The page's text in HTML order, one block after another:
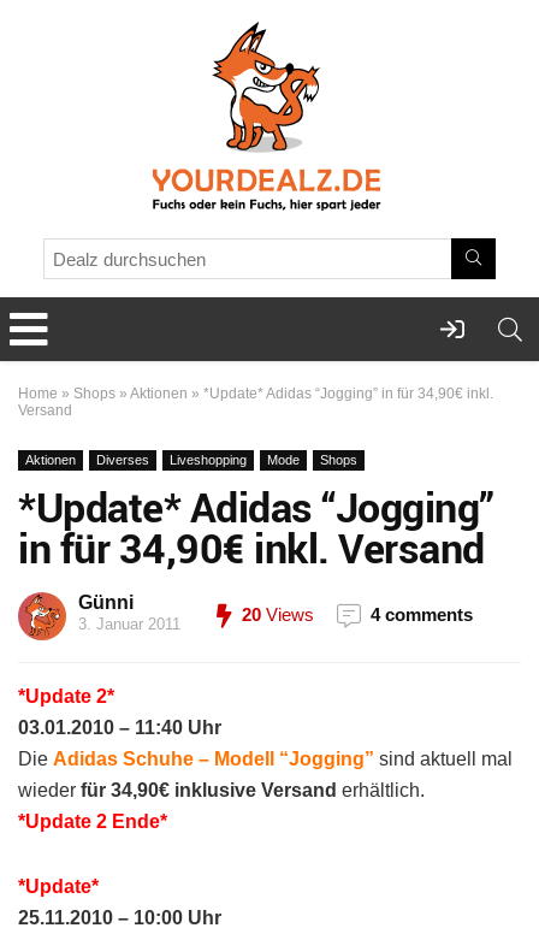
Home » Shops » Aktionen » *Update* Adidas “Jogging” in für 34,90€ inkl.
Versand
Aktionen Diverses Liveshopping Mode Shops
*Update* Adidas “Jogging”
in für 34,90€ inkl. Versand
Günni
3. Januar 2011 20 Views 4 comments
*Update 2*
03.01.2010 – 11:40 Uhr
Die Adidas Schuhe – Modell “Jogging” sind aktuell mal
wieder für 34,90€ inklusive Versand erhältlich.
*Update 2 Ende*
*Update*
25.11.2010 – 10:00 Uhr